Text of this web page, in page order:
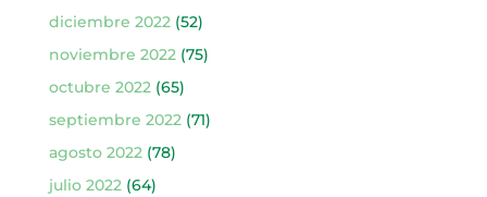
diciembre 2022 (52)
noviembre 2022 (75)
octubre 2022 (65)
septiembre 2022 (71)
agosto 2022 (78)
julio 2022 (64)